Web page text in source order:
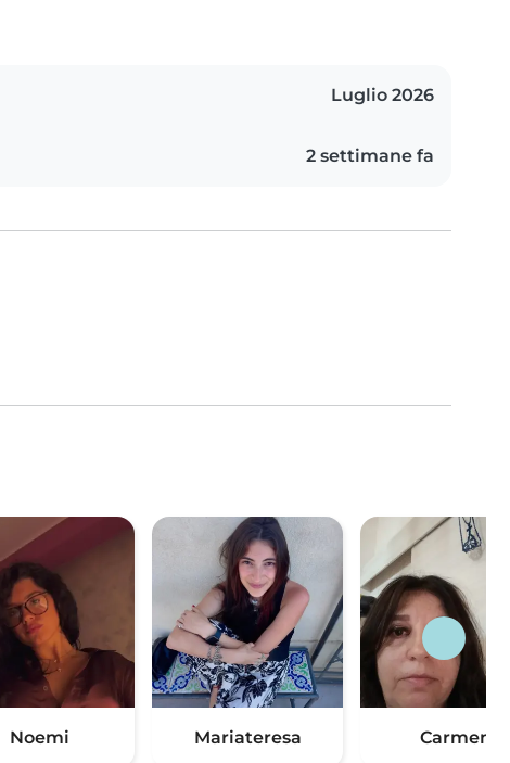
Luglio 2026
2 settimane fa
Noemi Mariateresa Carmen